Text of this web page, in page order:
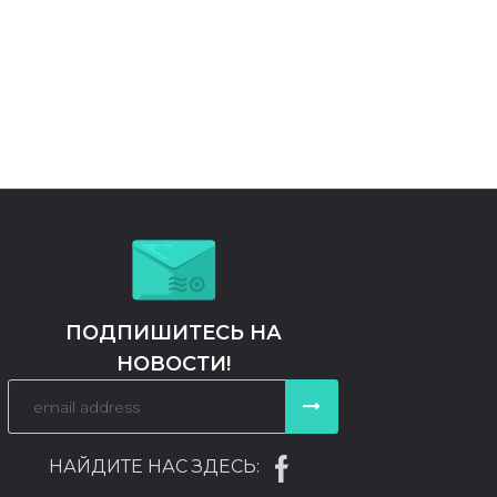
ПОДПИШИТЕСЬ НА
НОВОСТИ!
НАЙДИТЕ НАС ЗДЕСЬ: